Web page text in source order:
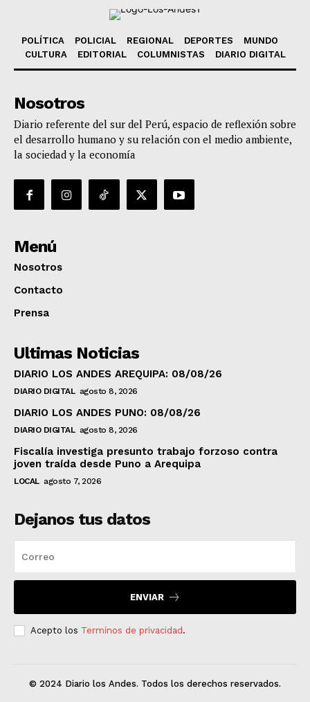
POLÍTICA POLICIAL REGIONAL DEPORTES
MUNDO
CULTURA
EDITORIAL COLUMNISTAS DIARIO DIGITAL
Nosotros
Diario referente del sur del Perú, espacio de reflexión sobre
el desarrollo humano y su relación con el medio ambiente,
la sociedad y la economía
Menú
Nosotros
Contacto
Prensa
Ultimas Noticias
DIARIO LOS ANDES AREQUIPA: 08/08/26
DIARIO DIGITAL agosto 8, 2026
DIARIO LOS ANDES PUNO: 08/08/26
DIARIO DIGITAL agosto 8, 2026
Fiscalía investiga presunto trabajo forzoso contra
joven traída desde Puno a Arequipa
LOCAL agosto 7, 2026
Dejanos tus datos
ENVIAR
Acepto los Terminos de privacidad.
© 2024 Diario los Andes. Todos los derechos reservados.